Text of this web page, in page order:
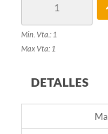
Min. Vta.: 1
Max Vta: 1
DETALLES